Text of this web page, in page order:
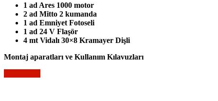
1 ad Ares 1000 motor
2 ad Mitto 2 kumanda
1 ad Emniyet Fotoseli
1 ad 24 V Flaşör
4 mt Vidalı 30×8 Kramayer Dişli
Montaj aparatları ve Kullanım Kılavuzları